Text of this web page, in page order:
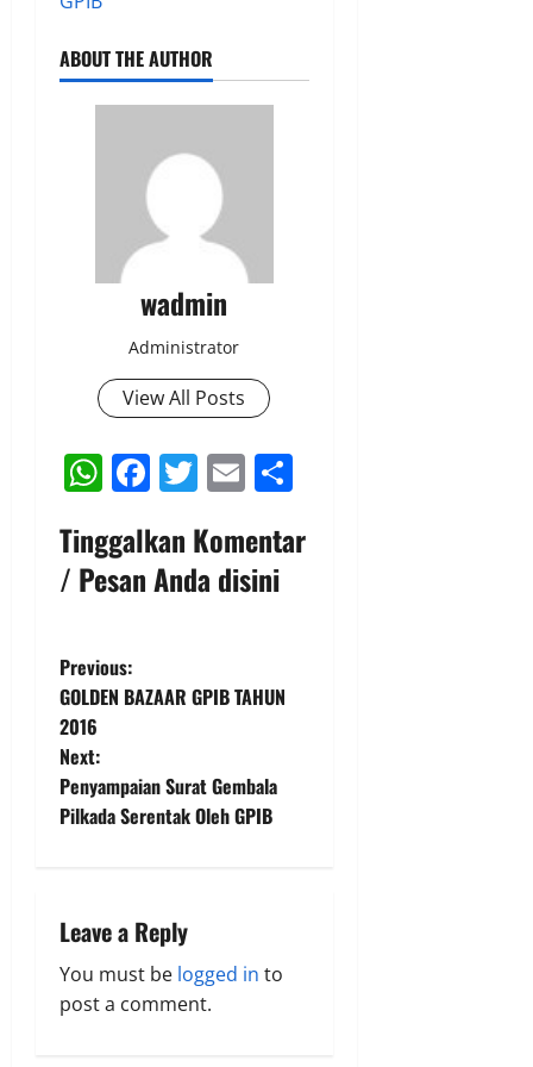
ABOUT THE AUTHOR
wadmin
Administrator
View All Posts
WhatsApp
Facebook
Twitter
Email
Tinggalkan Komentar
/ Pesan Anda disini
P
o
s
t
a
v
i
Previous:
GOLDEN BAZAAR GPIB TAHUN
2016
Next:
Penyampaian Surat Gembala
Pilkada Serentak Oleh GPIB
Leave a Reply
You must be logged in to
post a comment.